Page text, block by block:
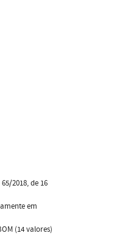
2018, de 16
em
(14 valores)